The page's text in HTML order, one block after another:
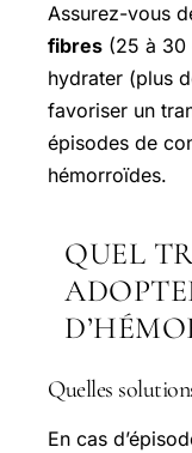
Assurez-vous
fibres (25 à 30
hydrater (plus
favoriser un
épisodes de
hémorroïdes.
QUEL
Quelles
En cas